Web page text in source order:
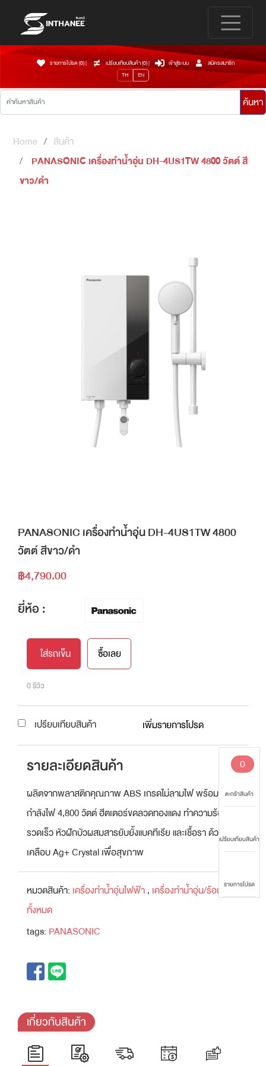
รายการโปรด (0)| เปรียบเทียบสินค้า (0)| เข้าสู่ระบบ
สมัครสมาชิก
TH
EN
ค้นหา
0
ตะกร้าสินค้า
เปรียบเทียบสินค้า
รายการโปรด
Home
สินค้า
PANASONIC เครื่องทำน้ำอุ่น DH-4US1TW 4800 วัตต์ สี
ขาว/ดำ
PANASONIC เครื่องทำน้ำอุ่น DH-4US1TW 4800
วัตต์ สีขาว/ดำ
฿4,790.00
ยี่ห้อ :
ใส่รถเข็น ซื้อเลย
0 รีวิว
เปรียบเทียบสินค้า เพิ่มรายการโปรด
รายละเอียดสินค้า
ผลิตจากพลาสติกคุณภาพ ABS เกรดไม่ลามไฟ พร้อมด้วย
กำลังไฟ 4,800 วัตต์ ฮีตเตอร์ขดลวดทองแดง ทำความร้อนได้
รวดเร็ว หัวฝักบัวผสมสารยับยั้งแบคทีเรีย และเชื้อรา ด้วยการ
เคลือบ Ag+ Crystal เพื่อสุขภาพ
หมวดสินค้า: เครื่องทำน้ำอุ่นไฟฟ้า, เครื่องทำน้ำอุ่น/ร้อน
ทั้งหมด
tags: PANASONIC
เกี่ยวกับสินค้า